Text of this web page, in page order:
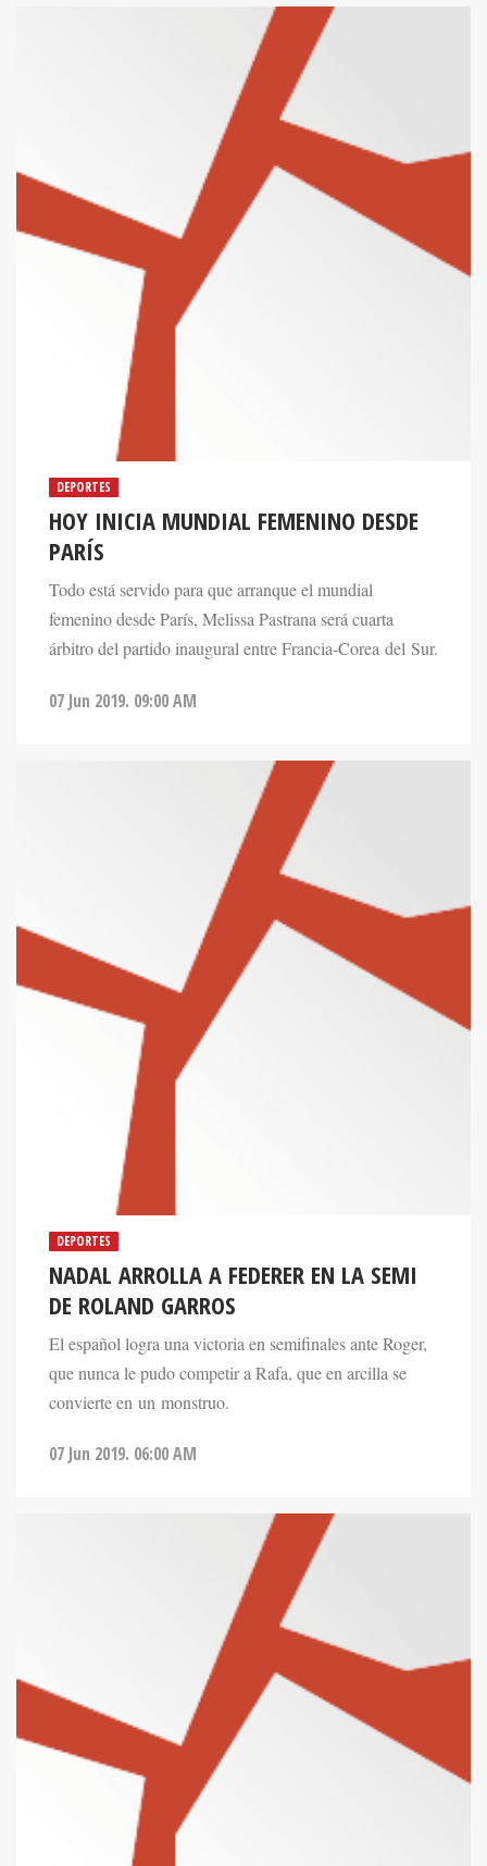
DEPORTES
HOY INICIA MUNDIAL FEMENINO DESDE
PARÍS
Todo está servido para que arranque el mundial
femenino desde París, Melissa Pastrana será cuarta
árbitro del partido inaugural entre Francia-Corea del Sur.
07 Jun 2019. 09:00 AM
DEPORTES
NADAL ARROLLA A FEDERER EN LA SEMI
DE ROLAND GARROS
El español logra una victoria en semifinales ante Roger,
que nunca le pudo competir a Rafa, que en arcilla se
convierte en un monstruo.
07 Jun 2019. 06:00 AM